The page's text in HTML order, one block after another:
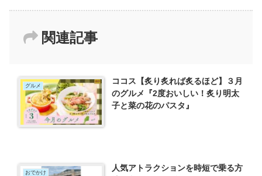
関連記事
グルメ
ココス【炙り炙れば炙るほど】３月
のグルメ『2度おいしい！炙り明太
子と菜の花のパスタ』
おでかけ
人気アトラクションを時短で乗る方